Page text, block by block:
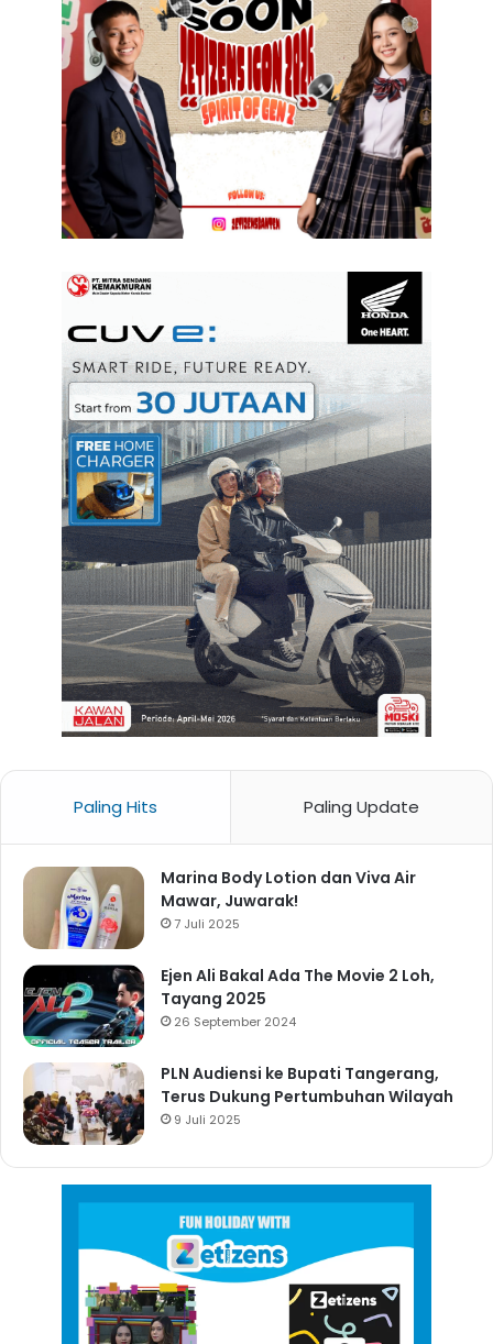
Paling Hits Paling Update
Marina Body Lotion dan Viva Air
Mawar, Juwarak!
7 Juli 2025
Ejen Ali Bakal Ada The Movie 2 Loh,
Tayang 2025
26 September 2024
PLN Audiensi ke Bupati Tangerang,
Terus Dukung Pertumbuhan Wilayah
9 Juli 2025